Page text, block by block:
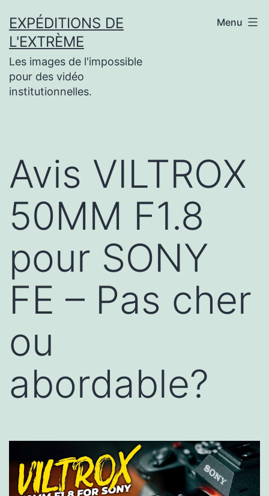
au
contenu
EXPÉDITIONS DE
L'EXTRÈME
Les images de l'impossible
pour des vidéo
institutionnelles.
Menu
Avis VILTROX
50MM F1.8
pour SONY
FE – Pas cher
ou
abordable?